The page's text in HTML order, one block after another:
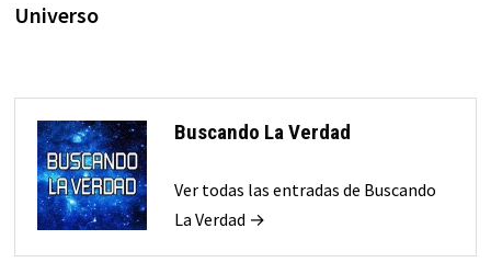
Universo
Buscando La Verdad
Ver todas las entradas de Buscando
La Verdad →